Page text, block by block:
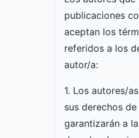
publicaciones
aceptan los
referidos a los
autor/a:
1. Los autores/
sus derechos
garantizarán a